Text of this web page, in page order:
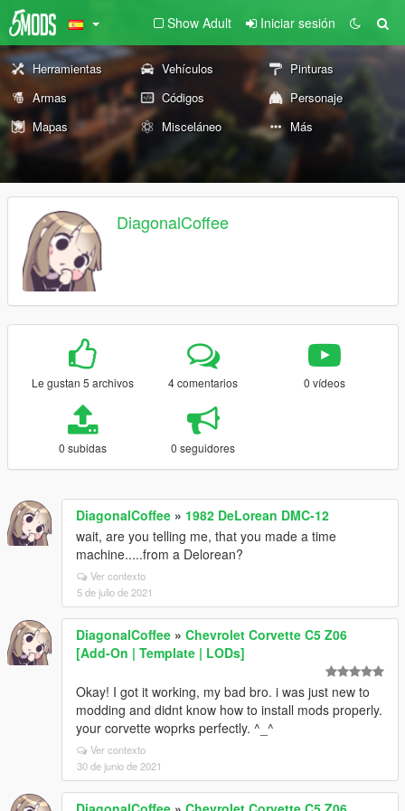
Show Adult Iniciar sesión
Herramientas Vehículos
Pinturas
Armas
Códigos
Personaje
Mapas
Misceláneo Más
DiagonalCoffee
Le gustan 5 archivos 4 comentarios 0 vídeos
0 subidas 0 seguidores
DiagonalCoffee » 1982 DeLorean DMC-12
wait, are you telling me, that you made a time
machine.....from a Delorean?
Ver contexto
5 de julio de 2021
DiagonalCoffee » Chevrolet Corvette C5 Z06
[Add-On | Template | LODs]
Okay! I got it working, my bad bro. i was just new to
modding and didnt know how to install mods properly.
your corvette woprks perfectly. ^_^
Ver contexto
30 de junio de 2021